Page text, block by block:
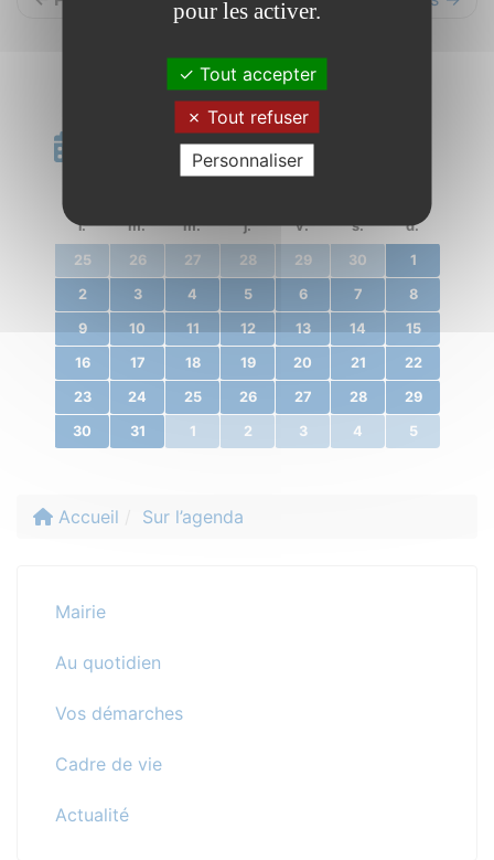
Calendrier
l.
m. m. j. v. s. d.
25 26 27 28 29 30 1
2 3 4 5 6 7 8
9 10 11 12 13 14 15
16 17 18 19 20 21 22
23 24 25 26 27 28 29
30 31 1 2 3 4 5
Accueil Sur l’agenda
Mairie
Au quotidien
Vos démarches
Cadre de vie
Actualité
pour les activer.
Tout accepter
Tout refuser
Personnaliser